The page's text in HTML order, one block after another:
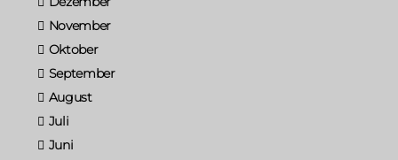
November
Oktober
September
August
Juli
Juni